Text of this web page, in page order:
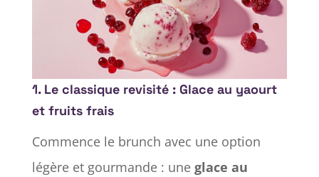
1. Le classique revisité : Glace au yaourt
et fruits frais
Commence le brunch avec une option
légère et gourmande : une glace au